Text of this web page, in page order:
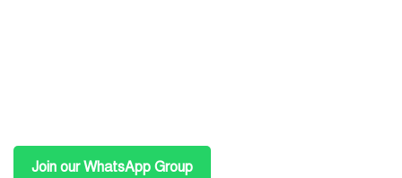
Join our WhatsApp Group